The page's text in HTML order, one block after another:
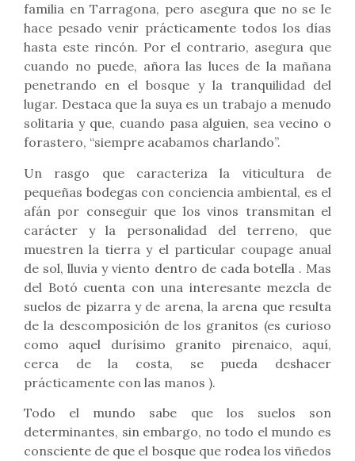
familia en Tarragona, pero asegura que no se le
hace pesado venir prácticamente todos los días
hasta este rincón. Por el contrario, asegura que
cuando no puede, añora las luces de la mañana
penetrando en el bosque y la tranquilidad del
lugar. Destaca que la suya es un trabajo a menudo
solitaria y que, cuando pasa alguien, sea vecino o
forastero, “siempre acabamos charlando”.
Un rasgo que caracteriza la viticultura de
pequeñas bodegas con conciencia ambiental, es el
afán por conseguir que los vinos transmitan el
carácter y la personalidad del terreno, que
muestren la tierra y el particular coupage anual
de sol, lluvia y viento dentro de cada botella . Mas
del Botó cuenta con una interesante mezcla de
suelos de pizarra y de arena, la arena que resulta
de la descomposición de los granitos (es curioso
como aquel durísimo granito pirenaico, aquí,
cerca de la costa, se pueda deshacer
prácticamente con las manos ).
Todo el mundo sabe que los suelos son
determinantes, sin embargo, no todo el mundo es
consciente de que el bosque que rodea los viñedos